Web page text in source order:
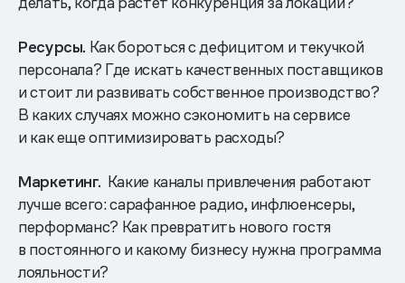
Ресурсы. Как бороться с дефицитом и текучкой
персонала? Где искать качественных поставщиков
и стоит ли развивать собственное производство?
В каких случаях можно сэкономить на сервисе
и как еще оптимизировать расходы?
Маркетинг. Какие каналы привлечения работают
лучше всего: сарафанное радио, инфлюенсеры,
перформанс? Как превратить нового гостя
в постоянного и какому бизнесу нужна программа
лояльности?